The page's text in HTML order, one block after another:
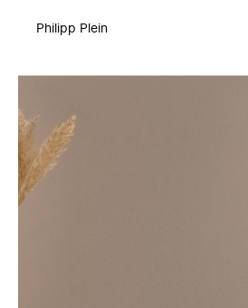
Philipp Plein